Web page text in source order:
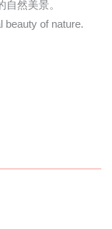
然美景。
beauty of nature.